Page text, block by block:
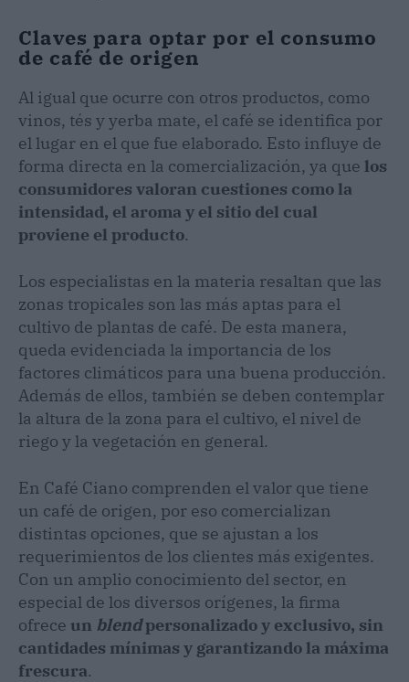
Claves para optar por el consumo
de café de origen
Al igual que ocurre con otros productos, como
vinos, tés y yerba mate, el café se identifica por
el lugar en el que fue elaborado. Esto influye de
forma directa en la comercialización, ya que los
consumidores valoran cuestiones como la
intensidad, el aroma y el sitio del cual
proviene el producto.
Los especialistas en la materia resaltan que las
zonas tropicales son las más aptas para el
cultivo de plantas de café. De esta manera,
queda evidenciada la importancia de los
factores climáticos para una buena producción.
Además de ellos, también se deben contemplar
la altura de la zona para el cultivo, el nivel de
riego y la vegetación en general.
En Café Ciano comprenden el valor que tiene
un café de origen, por eso comercializan
distintas opciones, que se ajustan a los
requerimientos de los clientes más exigentes.
Con un amplio conocimiento del sector, en
especial de los diversos orígenes, la firma
ofrece un blendpersonalizado y exclusivo, sin
cantidades mínimas y garantizando la máxima
frescura.